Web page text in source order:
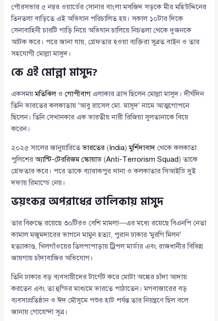
পৌরসভার ৫ নম্বর ওয়ার্ডের সোনার বাংলা মসজিদ সড়কে মীর মহিউদ্দিনের
তিনতলা বাড়িতে এই অভিযান পরিচালিত হয়। সকাল ১০টার দিকে
সেনাবাহিনী চারটি গাড়ি নিয়ে অভিযান চালিয়ে নিচতলা থেকে দুজনকে
আটক করে। পরে জানা যায়, গ্রেফতার হওয়া ব্যক্তিরা সুব্রত বাইন ও তার
সহযোগী মোল্লা মাসুদ।
কে এই মোল্লা মাসুদ?
একসময়মতিঝিলওগোপীবাগএলাকার ত্রাস ছিলেন মোল্লা মাসুদ। দীর্ঘদিন
তিনি ভারতের কলকাতায় ‘আবু রাসেল মো. মাসুদ’ নামে আত্মগোপনে
ছিলেন। তিনি সেখানকার এক ভারতীয় নারী রিজিয়া সুলতানাকে বিয়ে
করেন।
২০২৫ সালের জানুয়ারিতেভারতের (India)মুর্শিদাবাদ থেকে কলকাতা
পুলিশেরঅ্যান্টি-টেররিজম স্কোয়াড(Anti-Terrorism Squad) তাকে
গ্রেফতার করে। পরে তাকে ব্যারাকপুর থানা ও কলকাতার সিআইডি দুই
দফায় রিমান্ডে নেয়।
ভয়ংকর অপরাধের তালিকায় মাসুদ
তার বিরুদ্ধে রয়েছে ৩০টিরও বেশি মামলা—এর মধ্যে রয়েছে বিএনপি নেতা
কামাল মজুমদারের ভাগনে মামুন হত্যা, পুরান ঢাকার ‘মুরগি মিলন’
হত্যাকাণ্ড, খিলগাঁওয়ের তিলপাপাড়ায় ট্রিপল মার্ডার এবং রাজধানীর বিভিন্ন
জায়গায় চাঁদাবাজির অভিযোগ।
তিনি ঢাকার বড় ব্যবসায়ীদের টার্গেট করে মোটা অঙ্কের চাঁদা আদায়
করতেন এবং তা হুন্ডির মাধ্যমে ভারতে পাঠাতেন। মগবাজারের বড়
ব্যবসাপ্রতিষ্ঠান ও ঈদ মৌসুমে পশুর হাট পর্যন্ত তার নিয়ন্ত্রণে ছিল বলে
জানায় গোয়েন্দা সূত্র।